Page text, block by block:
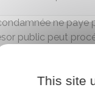
ne paye
public peut
avoir lieu dans un
compter du jour où
This site